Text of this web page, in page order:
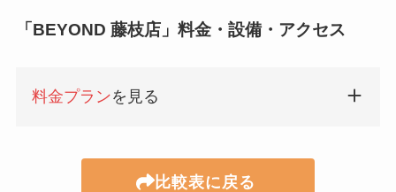
「BEYOND 藤枝店」料金・設備・アクセス
料金プランを見る
比較表に戻る